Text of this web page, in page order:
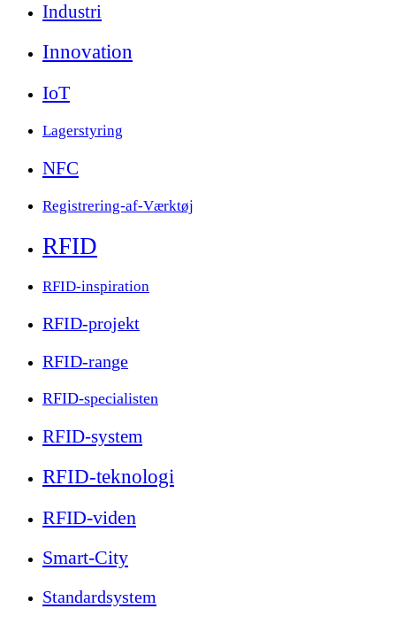
Industri
Innovation
IoT
Lagerstyring
NFC
Registrering-af-Værktøj
RFID
RFID-inspiration
RFID-projekt
RFID-range
RFID-specialisten
RFID-system
RFID-teknologi
RFID-viden
Smart-City
Standardsystem